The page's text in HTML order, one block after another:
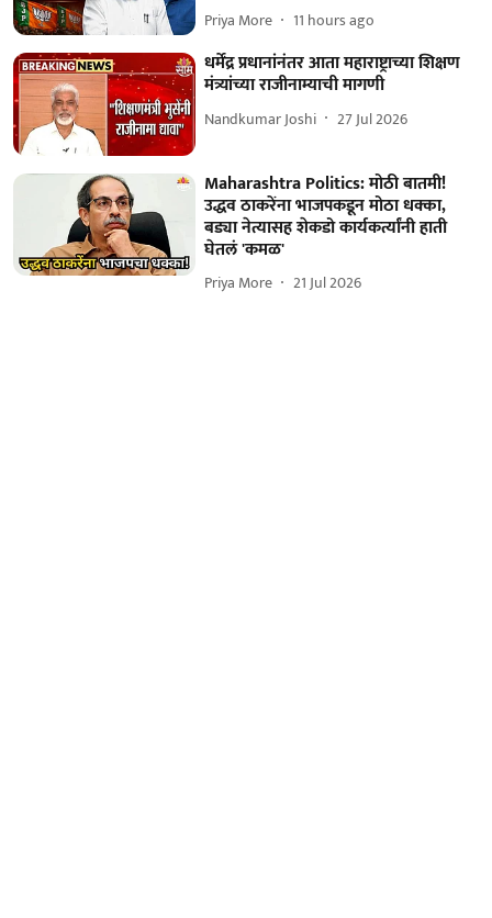
Priya More 11 hours ago
धर्मेंद्र प्रधानांनंतर आता महाराष्ट्राच्या शिक्षण
मंत्र्यांच्या राजीनाम्याची मागणी
Nandkumar Joshi 27 Jul 2026
Maharashtra Politics: मोठी बातमी!
उद्धव ठाकरेंना भाजपकडून मोठा धक्का,
बड्या नेत्यासह शेकडो कार्यकर्त्यांनी हाती
घेतलं 'कमळ'
Priya More 21 Jul 2026